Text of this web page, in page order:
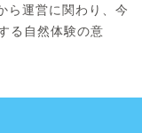
ら運営に関わり、今
る自然体験の意